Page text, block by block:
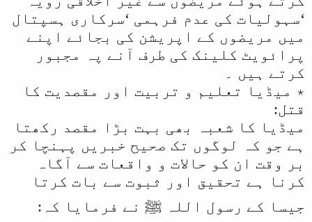
‘سہولیات کی عدم فرہمی ‘سرکاری ہسپتال
میں مریضوں کے اپریشن کی بجائے اپنے
پرائویٹ کلینک کی طرف آنے پہ مجبور
کرتے ہیں ۔
٭ میڈیا تعلیم و تربیت اور مقصدیت کا
قتل:
میڈیا کا شعبہ بھی بہت بڑا مقصد رکھتا
ہے جو کہ لوگوں تک صحیح خبریں پہنچا کر
بر وقت ان کو حالات و واقعات سے آگاہ
کرنا ہے تحقیق اور ثبوت سے بات کرتا
جیسا کے رسول اللہ ﷺ نے فرمایا کہ: